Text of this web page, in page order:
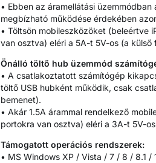
• Ebben az áramellátási
megbízható működése érdekében
• Töltsön mobileszközöket (beleértve
van osztva) eléri a 5A-t 5V-os (a
Önálló töltő hub üzemmód
• A csatlakoztatott számítógép
töltő USB hubként működik, csak
bemenet).
• Akár 1.5A árammal rendelkező
portokra van osztva) eléri a 3A-t 5V-
Támogatott operációs rendszerek:
• MS Windows XP / Vista / 7 / 8 / 8.1